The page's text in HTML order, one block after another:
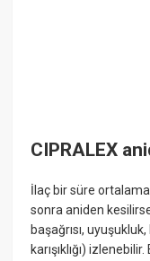
CIPRALEX
İlaç bir süre
sonra aniden
başağrısı,
karışıklığı)